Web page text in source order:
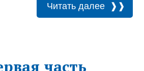
Читать далее
часть